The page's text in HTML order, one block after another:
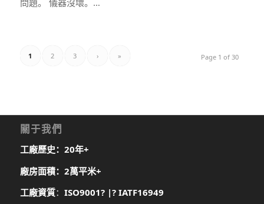
問題。 儀器沒壞。…
Page 1 of 30
1 2 3 › »
關于我們
工廠歷史：20年+
廠房面積：2萬平米+
工廠資質： ISO9001? |? IATF16949